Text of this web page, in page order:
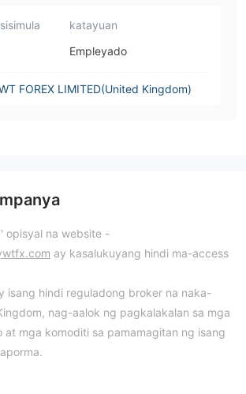
katayuan
Empleyado
FOREX LIMITED(United Kingdom)
opisyal na website -
ay kasalukuyang hindi ma-access
isang hindi reguladong broker na naka-
nag-aalok ng pagkalakalan sa mga
at mga komoditi sa pamamagitan ng isang